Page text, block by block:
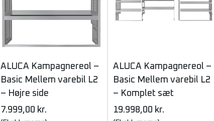
ALUCA Kampagnereol –
Basic Mellem varebil L2
– Højre side
7.999,00 kr.
ALUCA Kampagnereol –
Basic Mellem varebil L2
– Komplet sæt
19.998,00 kr.